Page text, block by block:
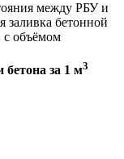
между РБУ и
заливка бетонной
объёмом
бетона за 1 м3